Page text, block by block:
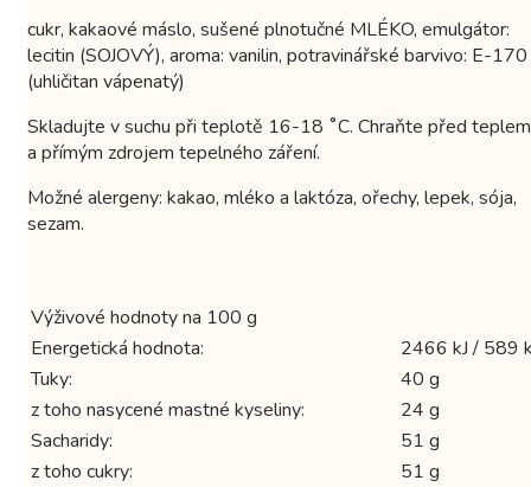
cukr, kakaové máslo, sušené plnotučné MLÉKO, emulgátor:
lecitin (SOJOVÝ), aroma: vanilin, potravinářské barvivo: E-170
(uhličitan vápenatý)
Skladujte v suchu při teplotě 16-18 ˚C. Chraňte před teplem
a přímým zdrojem tepelného záření.
Možné alergeny: kakao, mléko a laktóza, ořechy, lepek, sója,
sezam.
Výživové hodnoty na 100 g
Energetická hodnota:
2466 kJ / 589
Tuky:
40 g
z toho nasycené mastné kyseliny:
24 g
Sacharidy:
51 g
z toho cukry:
51 g